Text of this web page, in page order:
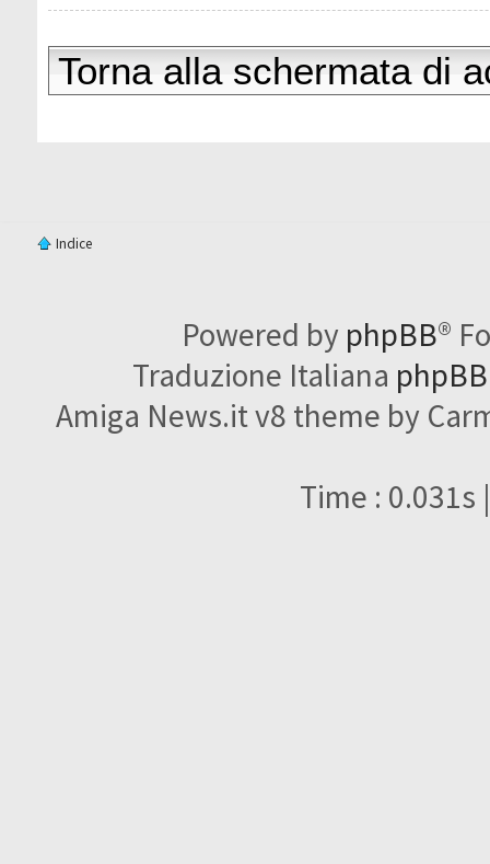
Torna alla schermata di
Indice
Powered by phpBB®
Traduzione Italiana
Amiga News.it v8 theme by
Time : 0.031s